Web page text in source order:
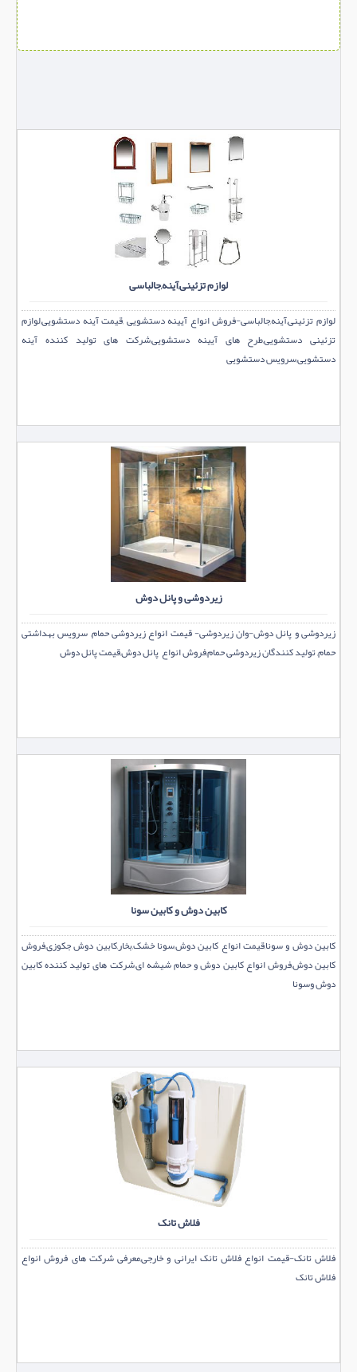
لوازم تزئینی,آینه,جالباسی
لوازم تزئینی,آینه,جالباسی-فروش انواع آیینه دستشویی ,قیمت آینه دستشویی,لوازم
تزئینی دستشویی,طرح های آیینه دستشویی,شرکت های تولید کننده آینه
دستشویی,سرویس دستشویی
زیردوشی و پانل دوش
زیردوشی و پانل دوش-وان زیردوشی- قیمت انواع زیردوشی حمام, سرویس بهداشتی
حمام, تولید کنندگان زیردوشی حمام,فروش انواع پانل دوش,قيمت پانل دوش
کابین دوش و کابین سونا
کابین دوش و سونا,قیمت انواع کابین دوش,سونا خشک,بخار,کابین دوش جکوزی,فروش
کابین دوش,فروش انواع کابین دوش و حمام شیشه ای,شرکت های تولید کننده کابین
دوش وسونا
فلاش تانک
فلاش تانک-قیمت انواع فلاش تانک ایرانی و خارجی,معرفی شرکت های فروش انواع
فلاش تانک